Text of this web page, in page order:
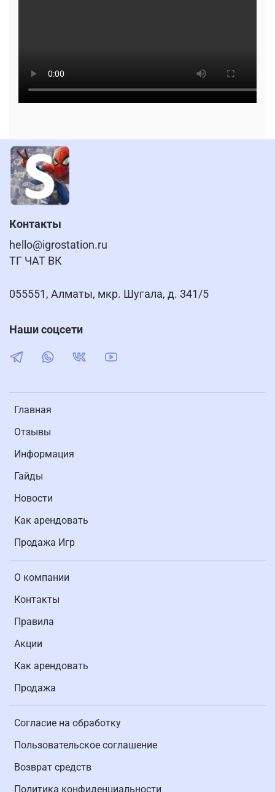
Главная
Отзывы
Информация
Гайды
Новости
Как арендовать
Продажа Игр
О компании
Контакты
Правила
Акции
Как арендовать
Продажа
Согласие на обработку
Пользовательское соглашение
Возврат средств
Политика конфиденциальности
Контакты
hello@igrostation.ru
ТГ ЧАТ ВК
055551, Алматы, мкр. Шугала, д. 341/5
Наши соцсети